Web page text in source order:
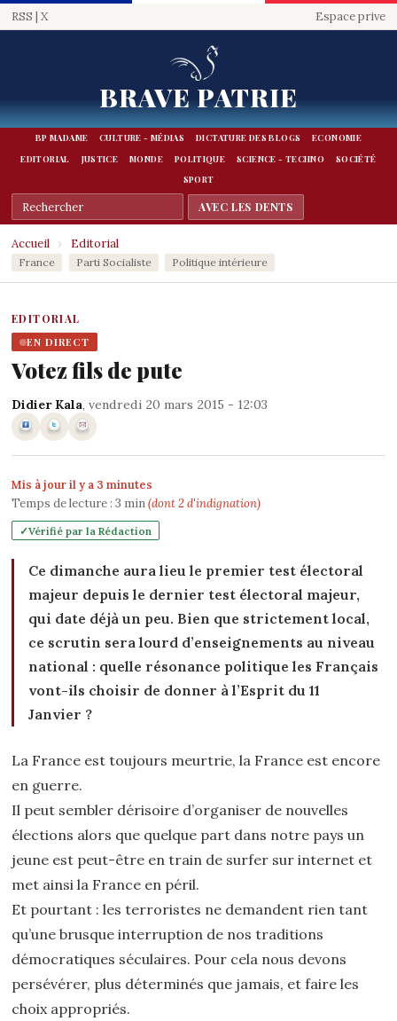
RSS | X Espace prive
BRAVE PATRIE
BP MADAME CULTURE - MÉDIAS DICTATURE DES BLOGS
ECONOMIE
EDITORIAL
JUSTICE MONDE POLITIQUE SCIENCE - TECHNO
SOCIÉTÉ
SPORT
Accueil › Editorial
France Parti Socialiste Politique intérieure
EDITORIAL
EN DIRECT
Votez fils de pute
Didier Kala, vendredi 20 mars 2015 - 12:03
Mis à jour il y a 3 minutes
Temps de lecture : 3 min(dont 2 d'indignation)
Vérifié par la Rédaction
Ce dimanche aura lieu le premier test électoral
majeur depuis le dernier test électoral majeur,
qui date déjà un peu. Bien que strictement local,
ce scrutin sera lourd d’enseignements au niveau
national : quelle résonance politique les Français
vont-ils choisir de donner à l’Esprit du 11
Janvier ?
La France est toujours meurtrie, la France est encore
en guerre.
Il peut sembler dérisoire d’organiser de nouvelles
élections alors que quelque part dans notre pays un
jeune est peut-être en train de surfer sur internet et
met ainsi la France en péril.
Et pourtant : les terroristes ne demandent rien tant
qu’une brusque interruption de nos traditions
démocratiques séculaires. Pour cela nous devons
persévérer, plus déterminés que jamais, et faire les
choix appropriés.